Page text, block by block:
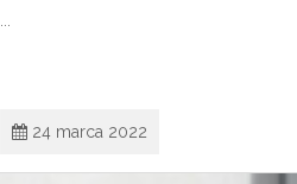
...
24 marca 2022